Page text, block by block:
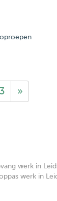
3 »
werk in
werk in